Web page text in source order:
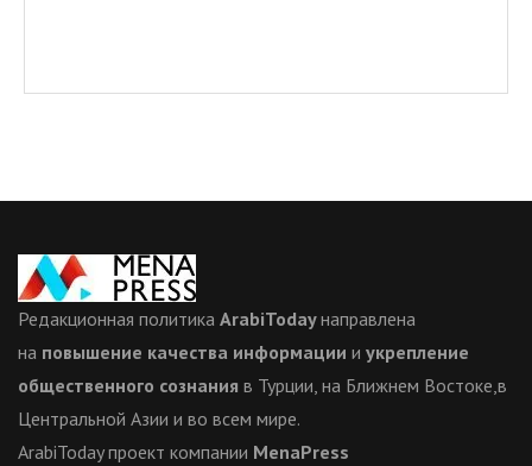
Редакционная политика ArabiTodayнаправлена
на повышение качества информации и укрепление
общественного сознания в Турции, на Ближнем Востоке,в
Центральной Азии и во всем мире.
ArabiToday проект компании MenaPress